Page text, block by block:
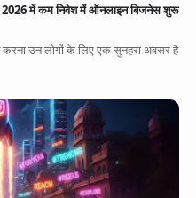
में कम निवेश में ऑनलाइन बिजनेस शुरू
उन लोगों के लिए एक सुनहरा अवसर है